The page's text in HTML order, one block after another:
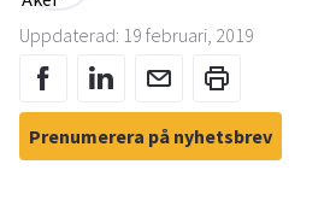
Uppdaterad: 19 februari, 2019
Prenumerera på nyhetsbrev